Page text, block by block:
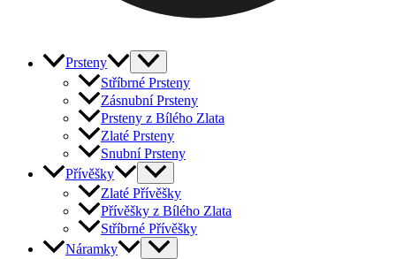
Prsteny
Stříbrné Prsteny
Zásnubní Prsteny
Prsteny z Bílého Zlata
Zlaté Prsteny
Snubní Prsteny
Přívěšky
Zlaté Přívěšky
Přívěšky z Bílého Zlata
Stříbrné Přívěšky
Náramky